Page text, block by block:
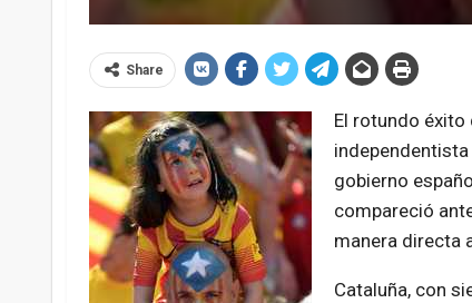
Share
El rotundo éxito
gobierno
compareció
manera directa
Cataluña, con